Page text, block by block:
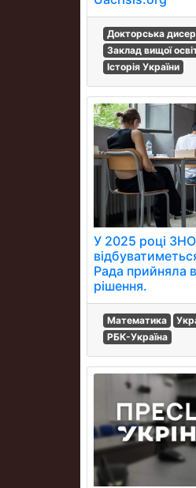
Докторська
Заклад вищої
Історія України
У 2025 році
Рада прийняла
рішення.
Математика
РБК-Україна